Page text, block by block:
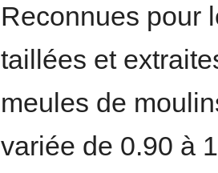
Reconnues pour
taillées et
meules de
variée de 0.90 à